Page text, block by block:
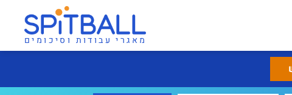
מאגרי עבודות וסיכומים